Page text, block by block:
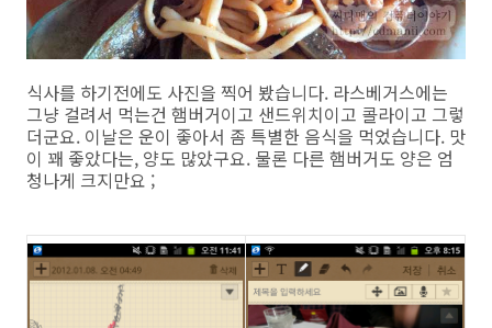
식사를 하기전에도 사진을 찍어 봤습니다. 라스베거스에는
그냥 걸려서 먹는건 햄버거이고 샌드위치이고 콜라이고 그렇
더군요. 이날은 운이 좋아서 좀 특별한 음식을 먹었습니다. 맛
이 꽤 좋았다는, 양도 많았구요. 물론 다른 햄버거도 양은 엄
청나게 크지만요 ;